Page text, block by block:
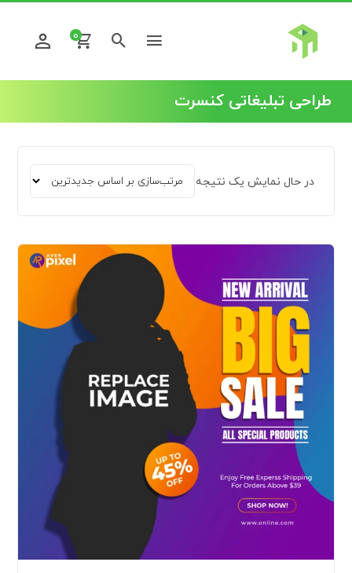
0
طراحی تبلیغاتی کنسرت
در حال نمایش یک نتیجه